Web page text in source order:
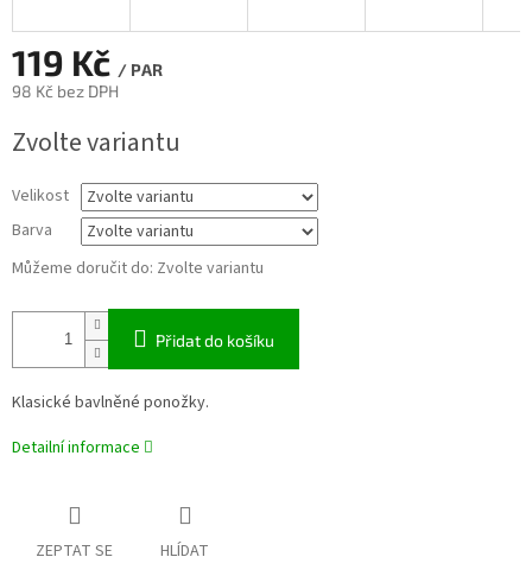
119 Kč / PAR
98 Kč bez DPH
cena:
Zvolte variantu
Velikost
Barva
Můžeme doručit do: Zvolte variantu
Přidat do košíku
Klasické bavlněné ponožky.
Detailní informace
ZEPTAT SE HLÍDAT